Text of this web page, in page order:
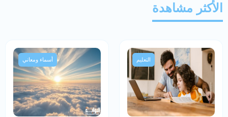
الأكثر مشاهدة
التعليم أسماء ومعاني